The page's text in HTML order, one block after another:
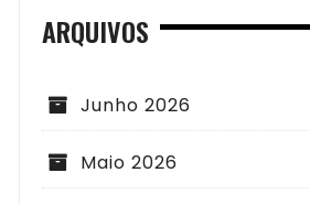
ARQUIVOS
Junho 2026
Maio 2026